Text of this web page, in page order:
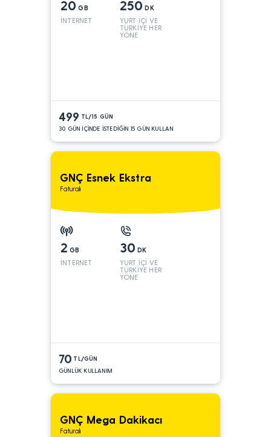
20 GB
İNTERNET
250 DK
YURT İÇİ VE
TÜRKİYE HER
YÖNE
499 TL/15 GÜN
30 GÜN İÇİNDE İSTEDİĞİN 15 GÜN KULLAN
GNÇ Esnek Ekstra
Faturalı
2 GB
İNTERNET
30 DK
YURT İÇİ VE
TÜRKİYE HER
YÖNE
70 TL/GÜN
GÜNLÜK KULLANIM
GNÇ Mega Dakikacı
Faturalı